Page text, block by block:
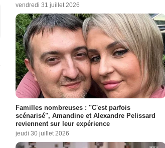
vendredi 31 juillet 2026
Familles nombreuses : "C'est parfois
scénarisé", Amandine et Alexandre Pelissard
reviennent sur leur expérience
jeudi 30 juillet 2026